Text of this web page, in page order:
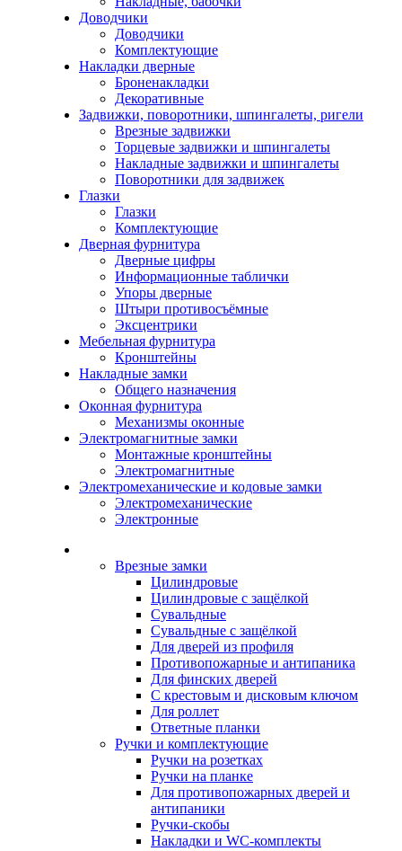
Доводчики
Доводчики
Комплектующие
Накладки дверные
Броненакладки
Декоративные
Задвижки, поворотники, шпингалеты, ригели
Врезные задвижки
Торцевые задвижки и шпингалеты
Накладные задвижки и шпингалеты
Поворотники для задвижек
Глазки
Глазки
Комплектующие
Дверная фурнитура
Дверные цифры
Информационные таблички
Упоры дверные
Штыри противосъёмные
Эксцентрики
Мебельная фурнитура
Кронштейны
Накладные замки
Общего назначения
Оконная фурнитура
Механизмы оконные
Электромагнитные замки
Монтажные кронштейны
Электромагнитные
Электромеханические и кодовые замки
Электромеханические
Электронные
Врезные замки
Цилиндровые
Цилиндровые с защёлкой
Сувальдные
Сувальдные с защёлкой
Для дверей из профиля
Противопожарные и антипаника
Для финских дверей
С крестовым и дисковым ключом
Для роллет
Ответные планки
Ручки и комплектующие
Ручки на розетках
Ручки на планке
Для противопожарных дверей и
антипаники
Ручки-скобы
Накладки и WC-комплекты